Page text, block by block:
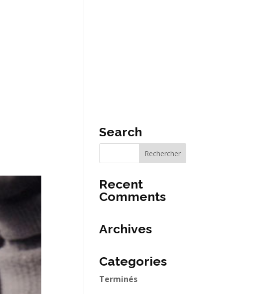
Search
Recent
Comments
Archives
Categories
Terminés